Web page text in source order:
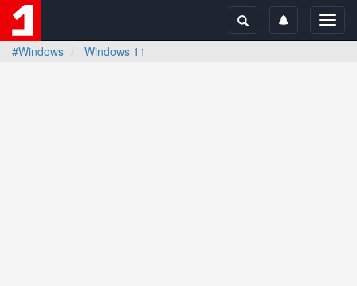
#Windows
Windows 11